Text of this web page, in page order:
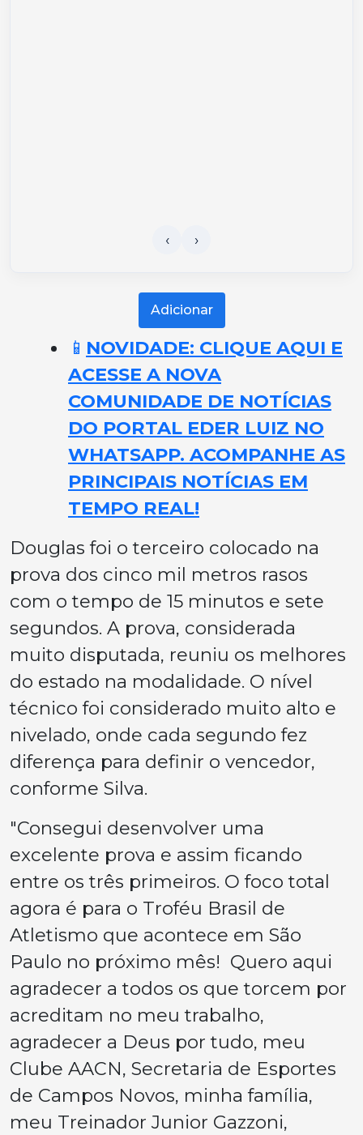
Adicionar
📱 NOVIDADE: CLIQUE AQUI E
ACESSE A NOVA
COMUNIDADE DE NOTÍCIAS
DO PORTAL EDER LUIZ NO
WHATSAPP. ACOMPANHE AS
PRINCIPAIS NOTÍCIAS EM
TEMPO REAL!
Douglas foi o terceiro colocado na
prova dos cinco mil metros rasos
com o tempo de 15 minutos e sete
segundos. A prova, considerada
muito disputada, reuniu os melhores
do estado na modalidade. O nível
técnico foi considerado muito alto e
nivelado, onde cada segundo fez
diferença para definir o vencedor,
conforme Silva.
"Consegui desenvolver uma
excelente prova e assim ficando
entre os três primeiros. O foco total
agora é para o Troféu Brasil de
Atletismo que acontece em São
Paulo no próximo mês! Quero aqui
agradecer a todos os que torcem por
acreditam no meu trabalho,
agradecer a Deus por tudo, meu
Clube AACN, Secretaria de Esportes
de Campos Novos, minha família,
meu Treinador Junior Gazzoni,